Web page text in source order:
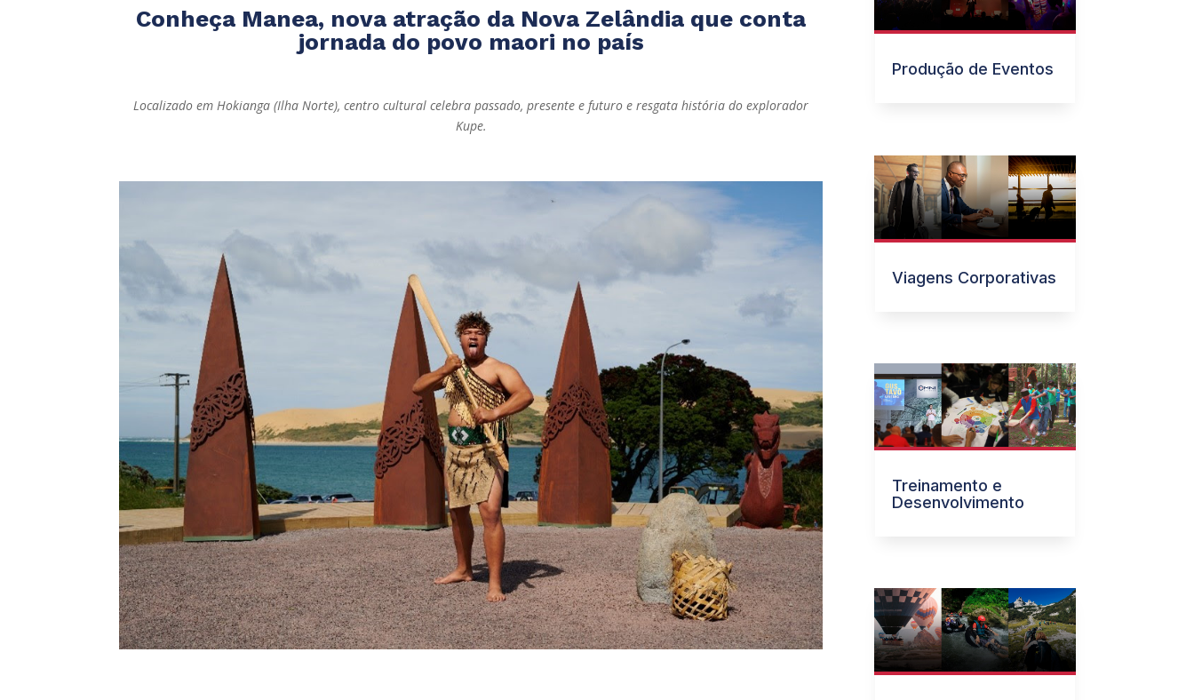
Conheça Manea, nova atração da Nova Zelândia que conta
jornada do povo maori no país
Localizado em Hokianga (Ilha Norte), centro cultural celebra passado, presente e futuro e resgata história do explorador
Kupe.
Produção de Eventos
Viagens Corporativas
Treinamento e
Desenvolvimento